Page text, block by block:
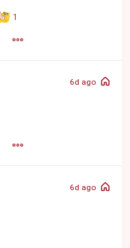
1
6d ago
6d ago